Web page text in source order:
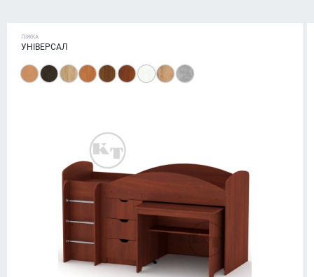
ЛІЖКА
УНІВЕРСАЛ